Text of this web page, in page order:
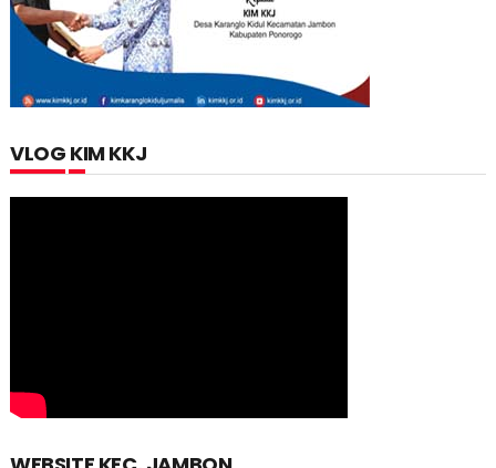
VLOG KIM KKJ